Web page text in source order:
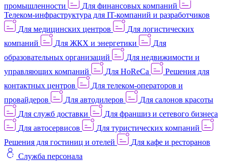
промышленности
Для финансовых компаний
Телеком-инфраструктура для IT-компаний и разработчиков
Для медицинских центров
Для логистических
компаний
Для ЖКХ и энергетики
Для
образовательных организаций
Для недвижимости и
управляющих компаний
Для HoReCa
Решения для
контактных центров
Для телеком-операторов и
провайдеров
Для автодилеров
Для салонов красоты
Для служб доставки
Для франшиз и сетевого бизнеса
Для автосервисов
Для туристических компаний
Решения для гостиниц и отелей
Для кафе и ресторанов
Служба персонала